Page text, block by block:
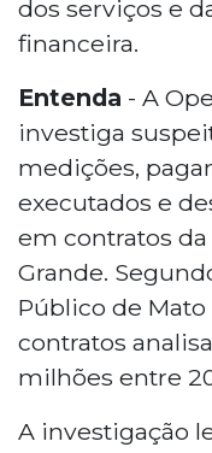
dos serviços e
financeira.
Entenda - A
investiga
medições,
executados e
em contratos
Grande.
Público de Mato
contratos
milhões entre
A investigação